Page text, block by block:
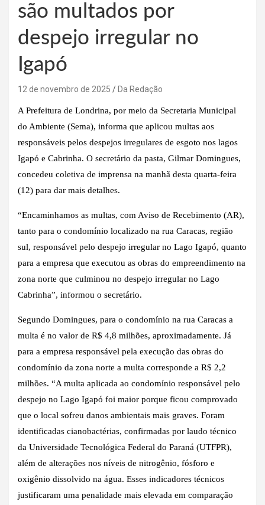
são multados por
despejo irregular no
Igapó
12 de novembro de 2025 Da Redação
A Prefeitura de Londrina, por meio da Secretaria Municipal
do Ambiente (Sema), informa que aplicou multas aos
responsáveis pelos despejos irregulares de esgoto nos lagos
Igapó e Cabrinha. O secretário da pasta, Gilmar Domingues,
concedeu coletiva de imprensa na manhã desta quarta-feira
(12) para dar mais detalhes.
“Encaminhamos as multas, com Aviso de Recebimento (AR),
tanto para o condomínio localizado na rua Caracas, região
sul, responsável pelo despejo irregular no Lago Igapó, quanto
para a empresa que executou as obras do empreendimento na
zona norte que culminou no despejo irregular no Lago
Cabrinha”, informou o secretário.
Segundo Domingues, para o condomínio na rua Caracas a
multa é no valor de R$ 4,8 milhões, aproximadamente. Já
para a empresa responsável pela execução das obras do
condomínio da zona norte a multa corresponde a R$ 2,2
milhões. “A multa aplicada ao condomínio responsável pelo
despejo no Lago Igapó foi maior porque ficou comprovado
que o local sofreu danos ambientais mais graves. Foram
identificadas cianobactérias, confirmadas por laudo técnico
da Universidade Tecnológica Federal do Paraná (UTFPR),
além de alterações nos níveis de nitrogênio, fósforo e
oxigênio dissolvido na água. Esses indicadores técnicos
justificaram uma penalidade mais elevada em comparação